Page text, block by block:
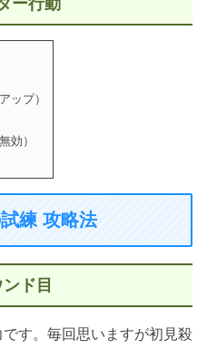
ー行動
ップ）
効）
練 攻略法
ド目
す。毎回思いますが初見殺